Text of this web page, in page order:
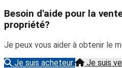
Besoin d'aide pour la
propriété?
Je peux vous aider à obtenir le
Je suis acheteur
Je suis